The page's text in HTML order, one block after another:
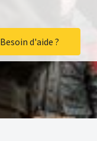
Besoin d'aide ?